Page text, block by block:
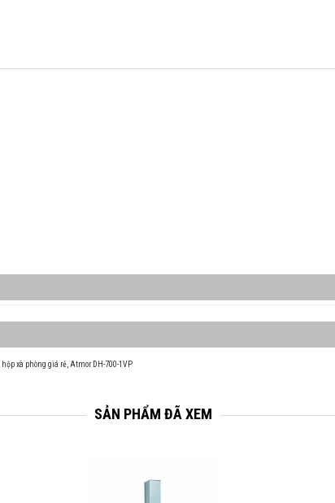
hộp xà phòng giá rẻ Atmor DH-700-1VP
SẢN PHẨM ĐÃ XEM